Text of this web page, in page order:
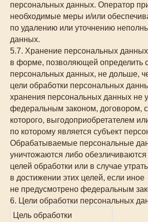
персональных данных. Оператор
необходимые меры и/или
по удалению или уточнению
данных.
5.7. Хранение персональных
в форме, позволяющей определить
персональных данных, не дольше,
цели обработки персональных
хранения персональных данных не
федеральным законом, договором,
которого, выгодоприобретателем
по которому является субъект
Обрабатываемые персональные
уничтожаются либо
целей обработки или в случае
в достижении этих целей, если иное
не предусмотрено федеральным
6. Цели обработки персональных
Цель обработки